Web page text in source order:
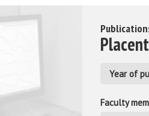
Year of
Faculty